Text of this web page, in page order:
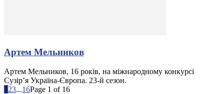
Артем Мельников
Артем Мельников, 16 років, на міжнародному конкурсі
Сузір’я Україна-Європа. 23-й сезон.
1 23...16Page 1 of 16